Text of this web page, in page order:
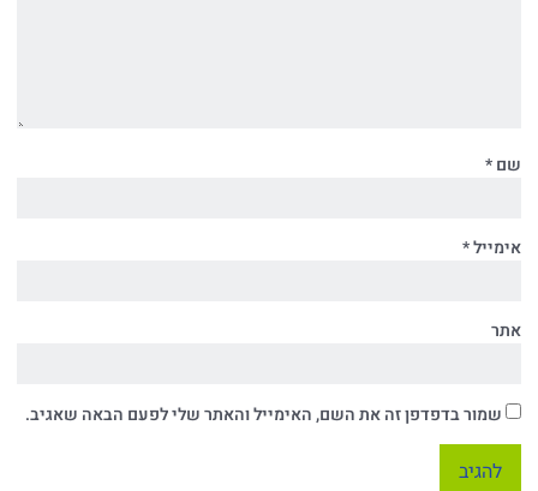
שם*
אימייל*
אתר
שמור בדפדפן זה את השם, האימייל והאתר שלי לפעם הבאה שאגיב.